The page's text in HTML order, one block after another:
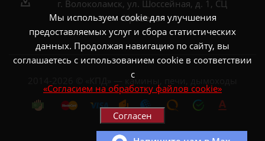
Мы используем cookie для улучшения
предоставляемых услуг и сбора статистических
данных. Продолжая навигацию по сайту, вы
соглашаетесь с использованием cookie в соответствии
с
«Согласием на обработку файлов cookie»
Согласен
г. Волоколамск, ул. Шоссейная, д. 1, СЦ
«Уровень»
2014-2026 © «КПД» — камины, печи, дымоходы